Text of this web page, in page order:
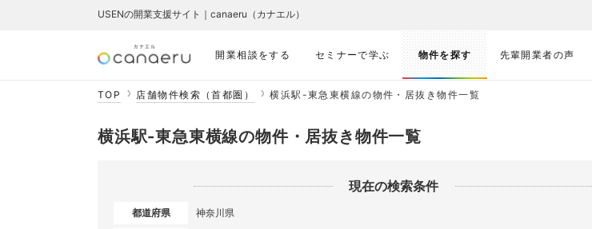
開業相談をする セミナーで学ぶ 物件を探す 先輩開業者の声
USENの開業支援サイト｜canaeru（カナエル）
TOP 店舗物件検索（首都圏） 横浜駅-東急東横線の物件・居抜き物件一覧
横浜駅-東急東横線の物件・居抜き物件一覧
現在の検索条件
都道府県 神奈川県